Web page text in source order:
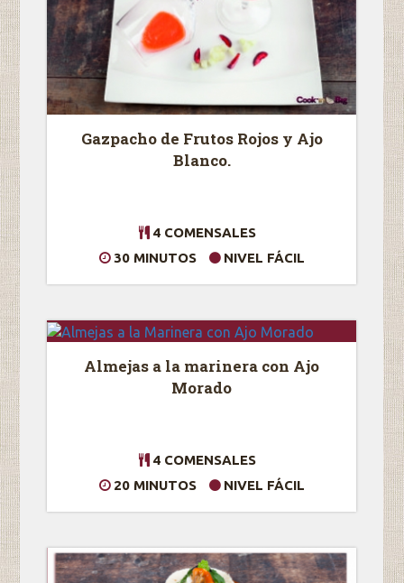
Gazpacho de Frutos Rojos y Ajo
Blanco.
4 COMENSALES
30 MINUTOS
NIVEL FÁCIL
Almejas a la marinera con Ajo
Morado
4 COMENSALES
20 MINUTOS
NIVEL FÁCIL